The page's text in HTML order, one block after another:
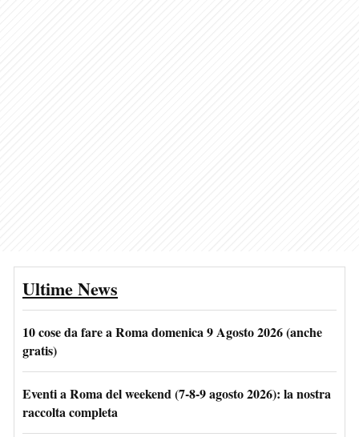
Ultime News
10 cose da fare a Roma domenica 9 Agosto 2026 (anche
gratis)
Eventi a Roma del weekend (7-8-9 agosto 2026): la nostra
raccolta completa